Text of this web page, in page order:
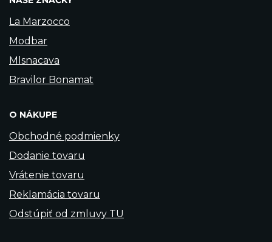
La Marzocco
Modbar
Mlsnacava
Bravilor Bonamat
O NÁKUPE
Obchodné podmienky
Dodanie tovaru
Vrátenie tovaru
Reklamácia tovaru
Odstúpiť od zmluvy TU